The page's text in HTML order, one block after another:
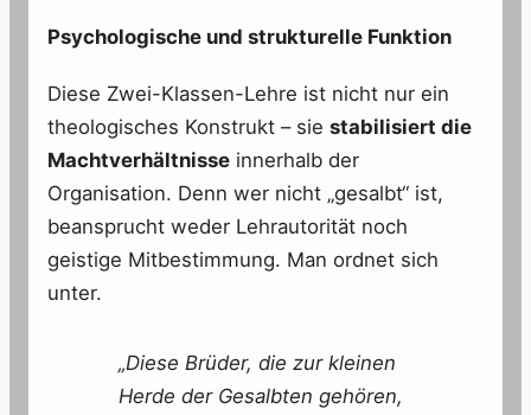
Psychologische und strukturelle Funktion
Diese Zwei-Klassen-Lehre ist nicht nur ein
theologisches Konstrukt – sie stabilisiert die
Machtverhältnisse innerhalb der
Organisation. Denn wer nicht „gesalbt“ ist,
beansprucht weder Lehrautorität noch
geistige Mitbestimmung. Man ordnet sich
unter.
„Diese Brüder, die zur kleinen
Herde der Gesalbten gehören,